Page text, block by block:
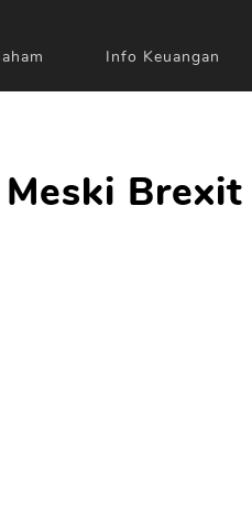
Info Keuangan
Brexit